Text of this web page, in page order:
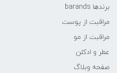
برندها barands
مراقبت از پوست
مراقبت از مو
عطر و ادکلن
صفحه وبلاگ